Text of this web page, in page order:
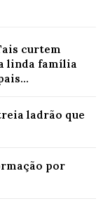
curtem
linda família
ladrão que
por